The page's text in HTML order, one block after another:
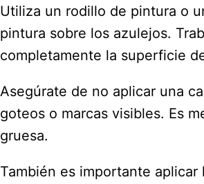
Utiliza un rodillo de pintura o
pintura sobre los azulejos.
completamente la superficie
Asegúrate de no aplicar una
goteos o marcas visibles. Es
gruesa.
También es importante